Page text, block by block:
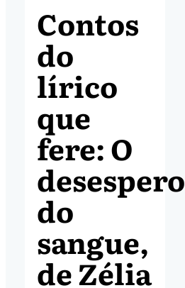
Contos
do
lírico
que
fere: O
desespero
do
sangue,
de Zélia